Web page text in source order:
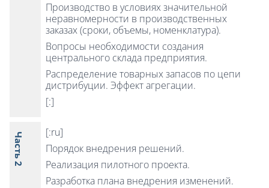
Производство в условиях значительной
неравномерности в производственных
заказах (сроки, объемы, номенклатура).
Вопросы необходимости создания
центрального склада предприятия.
Распределение товарных запасов по цепи
дистрибуции. Эффект агрегации.
[:]
Часть 2
[:ru]
Порядок внедрения решений.
Реализация пилотного проекта.
Разработка плана внедрения изменений.